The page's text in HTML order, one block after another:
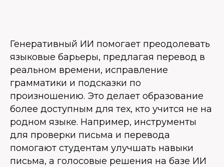
Генеративный ИИ помогает преодолевать
языковые барьеры, предлагая перевод в
реальном времени, исправление
грамматики и подсказки по
произношению. Это делает образование
более доступным для тех, кто учится не на
родном языке. Например, инструменты
для проверки письма и перевода
помогают студентам улучшать навыки
письма, а голосовые решения на базе ИИ